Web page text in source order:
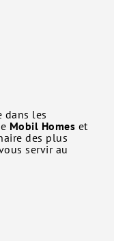
dans les
Mobil Homes et
des plus
servir au